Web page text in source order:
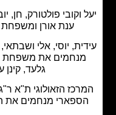
וקובי פולטורק, חן, יובל
ענת אורן ומשפחת גלעד
יוסי, אלי ושבתאי,
את משפחת גלעד
גלעד, קינן על מותו.
הזאולוגי ת"א ר"ג –
מנחמים את